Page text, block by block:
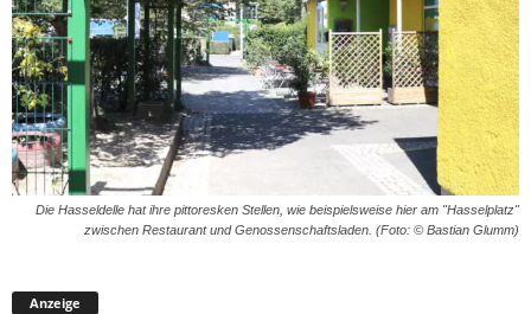
Die Hasseldelle hat ihre pittoresken Stellen, wie beispielsweise hier am "Hasselplatz"
zwischen Restaurant und Genossenschaftsladen. (Foto: © Bastian Glumm)
Anzeige